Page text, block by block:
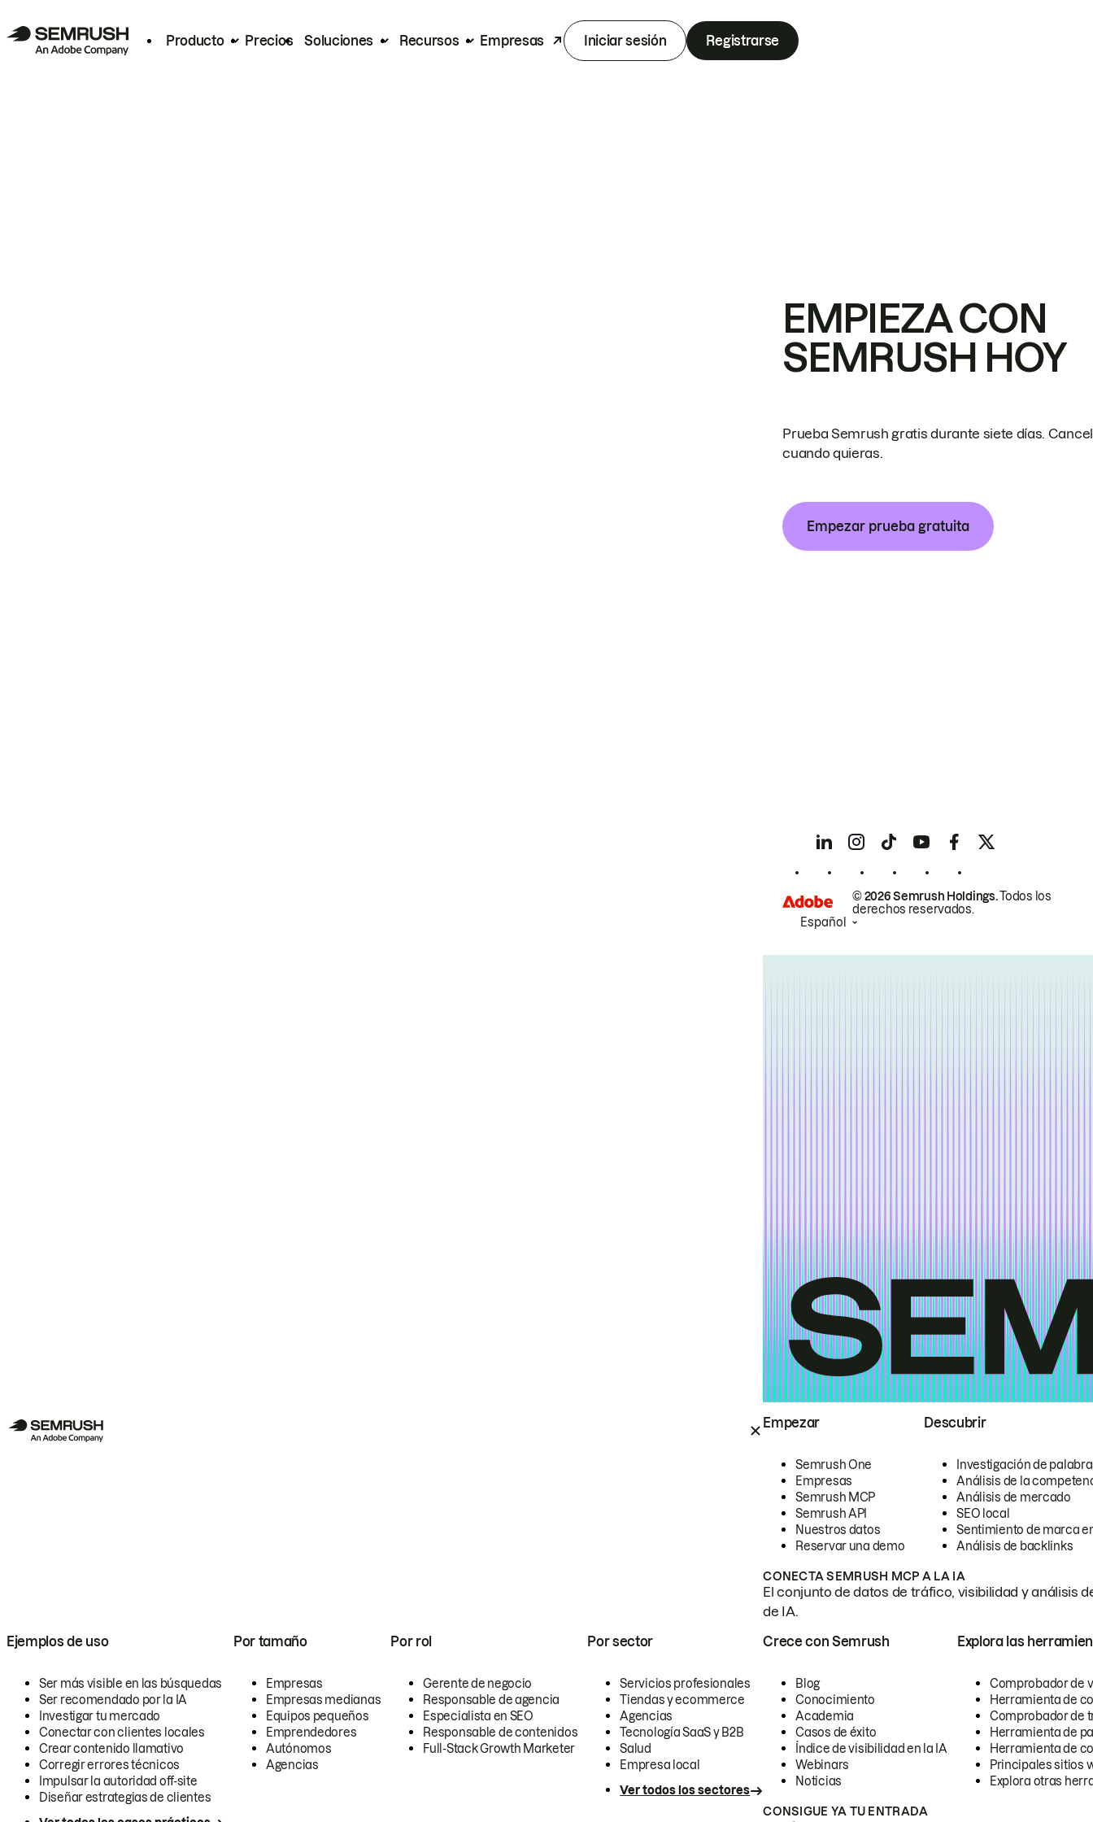
Producto Precios Soluciones Recursos Empresas Iniciar sesión Registrarse
Empezar
Semrush One
Empresas
Semrush MCP
Semrush API
Nuestros datos
Reservar una demo
Descubrir
Investigación de
Análisis de la
Análisis de mercado
SEO local
Sentimiento de marca
Análisis de backlinks
CONECTA SEMRUSH MCP A LA IA
El conjunto de datos de tráfico, visibilidad y análisis
de IA.
Ejemplos de uso
Ser más visible en las búsquedas
Ser recomendado por la IA
Investigar tu mercado
Conectar con clientes locales
Crear contenido llamativo
Corregir errores técnicos
Impulsar la autoridad off-site
Diseñar estrategias de clientes
Por tamaño
Empresas
Empresas medianas
Equipos pequeños
Emprendedores
Autónomos
Agencias
Por rol
Gerente de negocio
Responsable de agencia
Especialista en SEO
Responsable de contenidos
Full-Stack Growth Marketer
Por sector
Servicios profesionales
Tiendas y ecommerce
Agencias
Tecnología SaaS y B2B
Salud
Empresa local
Ver todos los sectores
Crece con Semrush
Blog
Conocimiento
Academia
Casos de éxito
Índice de visibilidad en la IA
Webinars
Noticias
Explora las
Comprobador de
Herramienta de
Comprobador de
Herramienta de
Herramienta de
Principales sitios
Explora otras
CONSIGUE YA TU ENTRADA
EMPIEZA CON
SEMRUSH HOY
Prueba Semrush gratis durante siete días.
cuando quieras.
Empezar prueba gratuita
© 2026 Semrush Holdings.Todos los
derechos reservados.
Español